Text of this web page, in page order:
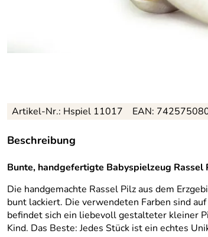
Artikel-Nr.: Hspiel 11017 EAN:
Beschreibung
Bunte, handgefertigte Babyspielzeug Rassel
Die handgemachte Rassel Pilz aus dem
bunt lackiert. Die verwendeten Farben sind
befindet sich ein liebevoll gestalteter kleiner
Kind. Das Beste: Jedes Stück ist ein echtes